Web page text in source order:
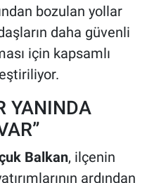
bozulan yollar
daha güvenli
için kapsamlı
YANINDA
Balkan, ilçenin
ardından